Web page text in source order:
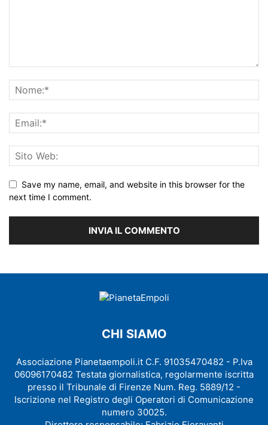
Save my name, email, and website in this browser for the
next time I comment.
CHI SIAMO
Associazione Pianetaempoli.it C.F. 91035470482 - P.Iva
06096170482 Testata giornalistica, regolarmente iscritta
presso il Tribunale di Firenze Num. Reg. 5889/12 -
Iscrizione nel Registro degli Operatori di Comunicazione
numero 30025.